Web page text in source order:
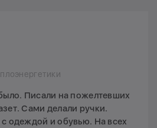
Писали на пожелтевших
Сами делали ручки.
одеждой и обувью. На всех